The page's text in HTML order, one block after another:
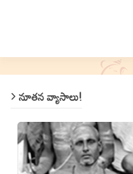
నూతన వ్యాసాలు!